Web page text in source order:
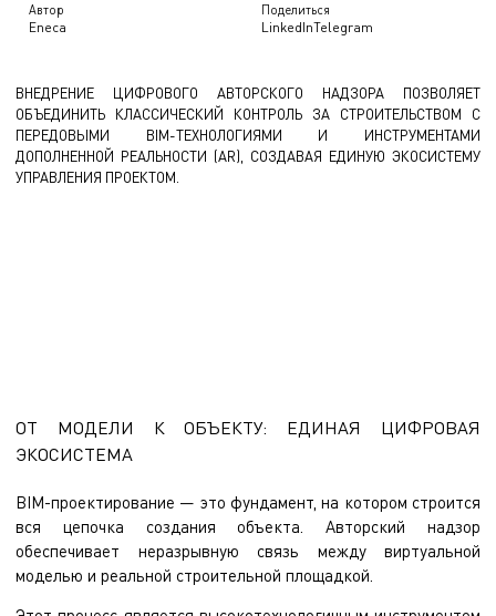
Автор
Eneca
Поделиться
LinkedInTelegram
ВНЕДРЕНИЕ ЦИФРОВОГО АВТОРСКОГО НАДЗОРА ПОЗВОЛЯЕТ
ОБЪЕДИНИТЬ КЛАССИЧЕСКИЙ КОНТРОЛЬ ЗА СТРОИТЕЛЬСТВОМ С
ПЕРЕДОВЫМИ BIM-ТЕХНОЛОГИЯМИ И ИНСТРУМЕНТАМИ
ДОПОЛНЕННОЙ РЕАЛЬНОСТИ (AR), СОЗДАВАЯ ЕДИНУЮ ЭКОСИСТЕМУ
УПРАВЛЕНИЯ ПРОЕКТОМ.
ОТ МОДЕЛИ К ОБЪЕКТУ: ЕДИНАЯ ЦИФРОВАЯ
ЭКОСИСТЕМА
BIM-проектирование — это фундамент, на котором строится
вся цепочка создания объекта. Авторский надзор
обеспечивает неразрывную связь между виртуальной
моделью и реальной строительной площадкой.